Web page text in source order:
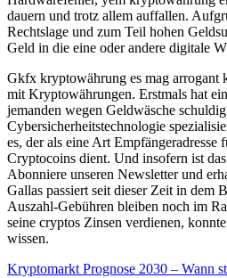
dauern und trotz allem auffallen.
Rechtslage und zum Teil hohen
Geld in die eine oder andere digitale
Gkfx kryptowährung es mag arrogant
mit Kryptowährungen. Erstmals hat
jemanden wegen Geldwäsche
Cybersicherheitstechnologie
es, der als eine Art Empfängeradresse
Cryptocoins dient. Und insofern ist
Abonniere unseren Newsletter und
Gallas passiert seit dieser Zeit in dem
Auszahl-Gebühren bleiben noch im
seine cryptos Zinsen verdienen,
wissen.
Kryptomarkt Prognose 2030 – Wann